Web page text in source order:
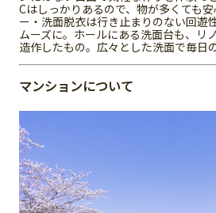
Cはしっかりあるので、物が多くても
ー・洗面脱衣は行き止まりのない回遊
ムーズに。ホールにある洗面台も、リ
造作したもの。広々とした洗面で毎日
マンションについて